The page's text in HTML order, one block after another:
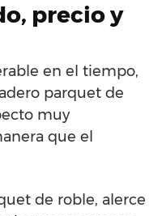
precio y
en el tiempo,
parquet de
muy
que el
de roble, alerce